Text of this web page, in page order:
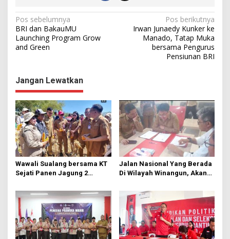
N
a
v
g
a
s
i
p
o
s
Pos sebelumnya
BRI dan BakauMU
Launching Program Grow
and Green
Pos berikutnya
Irwan Junaedy Kunker ke
Manado, Tatap Muka
bersama Pengurus
Pensiunan BRI
Jangan Lewatkan
Wawali Sualang bersama KT
Sejati Panen Jagung 2
Jalan Nasional Yang Berada
Di Wilayah Winangun, Akan